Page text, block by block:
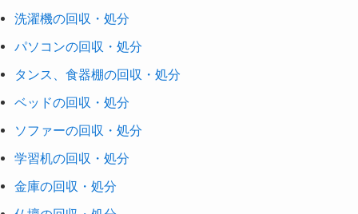
洗濯機の回収・処分
パソコンの回収・処分
タンス、食器棚の回収・処分
ベッドの回収・処分
ソファーの回収・処分
学習机の回収・処分
金庫の回収・処分